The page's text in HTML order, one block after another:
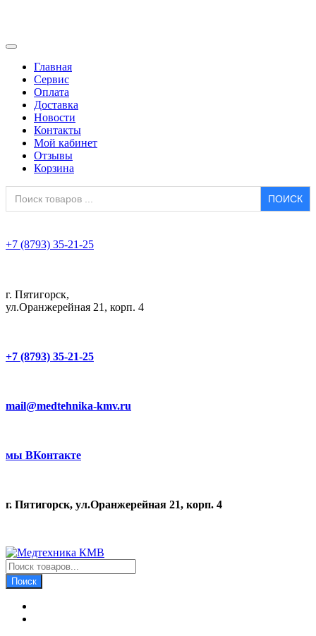
Главная
Сервис
Оплата
Доставка
Новости
Контакты
Мой кабинет
Отзывы
Корзина
Search
for:
+7 (8793) 35-21-25
г. Пятигорск,
ул.Оранжерейная 21, корп. 4
+7 (8793) 35-21-25
mail@medtehnika-kmv.ru
мы ВКонтакте
г. Пятигорск, ул.Оранжерейная 21, корп. 4
Поиск
товаров
Поиск